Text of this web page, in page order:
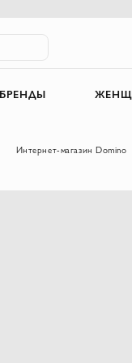
БРЕНДЫ
Интернет-магазин Domino